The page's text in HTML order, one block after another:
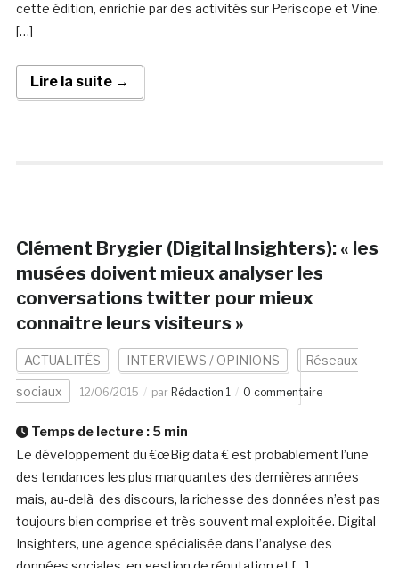
cette édition, enrichie par des activités sur Periscope et Vine.
[…]
Lire la suite →
Clément Brygier (Digital Insighters): « les
musées doivent mieux analyser les
conversations twitter pour mieux
connaitre leurs visiteurs »
ACTUALITÉS INTERVIEWS / OPINIONS Réseaux
sociaux 12/06/2015 par Rédaction 1 0 commentaire
Temps de lecture : 5 min
Le développement du €œBig data € est probablement l’une
des tendances les plus marquantes des dernières années
mais, au-delà des discours, la richesse des données n’est pas
toujours bien comprise et très souvent mal exploitée. Digital
Insighters, une agence spécialisée dans l’analyse des